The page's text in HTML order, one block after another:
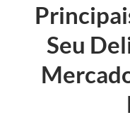
Seu